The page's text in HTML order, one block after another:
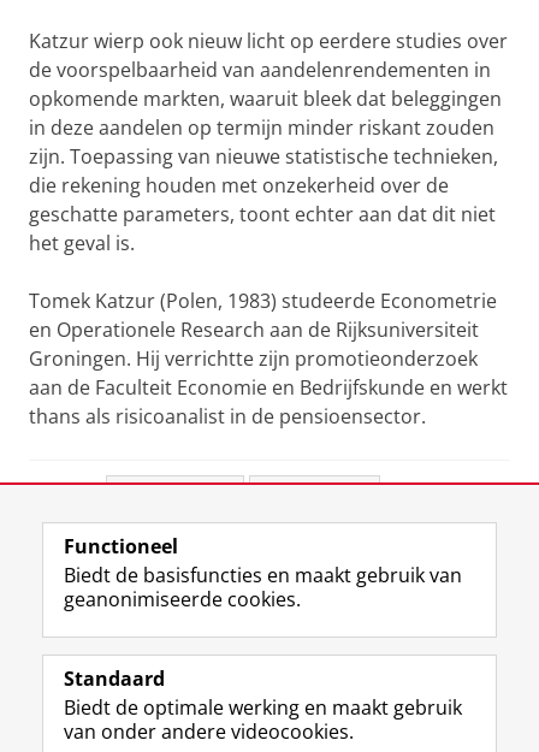
Katzur wierp ook nieuw licht op eerdere studies over
de voorspelbaarheid van aandelenrendementen in
opkomende markten, waaruit bleek dat beleggingen
in deze aandelen op termijn minder riskant zouden
zijn. Toepassing van nieuwe statistische technieken,
die rekening houden met onzekerheid over de
geschatte parameters, toont echter aan dat dit niet
het geval is.
Tomek Katzur (Polen, 1983) studeerde Econometrie
en Operationele Research aan de Rijksuniversiteit
Groningen. Hij verrichtte zijn promotieonderzoek
aan de Faculteit Economie en Bedrijfskunde en werkt
thans als risicoanalist in de pensioensector.
View this page in:English
Volg de RUG
F
a
e
b
L
i
k
e
R
S
-
f
I
n
t
Y
o
T
Studiekiezers
Functioneel
Biedt de basisfuncties en maakt gebruik van
geanonimiseerde cookies.
Standaard
Biedt de optimale werking en maakt gebruik
van onder andere videocookies.